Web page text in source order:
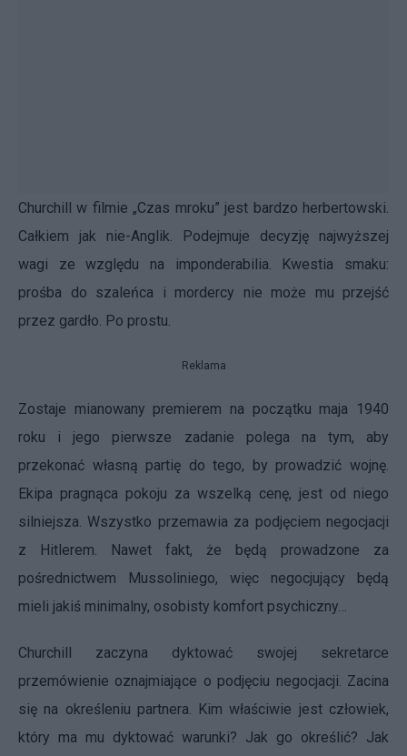
Churchill w filmie „Czas mroku” jest bardzo herbertowski.
Całkiem jak nie-Anglik. Podejmuje decyzję najwyższej
wagi ze względu na imponderabilia. Kwestia smaku:
prośba do szaleńca i mordercy nie może mu przejść
przez gardło. Po prostu.
Reklama
Zostaje mianowany premierem na początku maja 1940
roku i jego pierwsze zadanie polega na tym, aby
przekonać własną partię do tego, by prowadzić wojnę.
Ekipa pragnąca pokoju za wszelką cenę, jest od niego
silniejsza. Wszystko przemawia za podjęciem negocjacji
z Hitlerem. Nawet fakt, że będą prowadzone za
pośrednictwem Mussoliniego, więc negocjujący będą
mieli jakiś minimalny, osobisty komfort psychiczny…
Churchill zaczyna dyktować swojej sekretarce
przemówienie oznajmiające o podjęciu negocjacji. Zacina
się na określeniu partnera. Kim właściwie jest człowiek,
który ma mu dyktować warunki? Jak go określić? Jak